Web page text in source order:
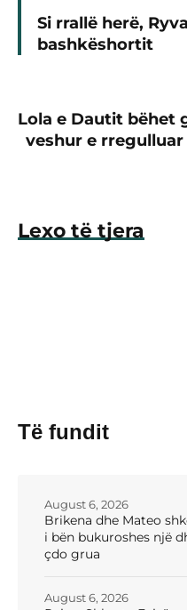
Si rrallë herë,
bashkëshortit
Lola e Dautit bëhet
veshur e
Lexo të tjera
Të fundit
Brikena dhe Mateo
i bën bukuroshes një
çdo grua
August 6, 2026
August 6, 2026